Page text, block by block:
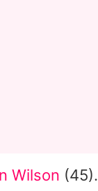
Wilson (45).